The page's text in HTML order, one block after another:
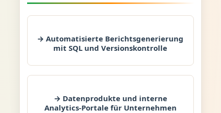
→ Automatisierte Berichtsgenerierung
mit SQL und Versionskontrolle
→ Datenprodukte und interne
Analytics-Portale für Unternehmen